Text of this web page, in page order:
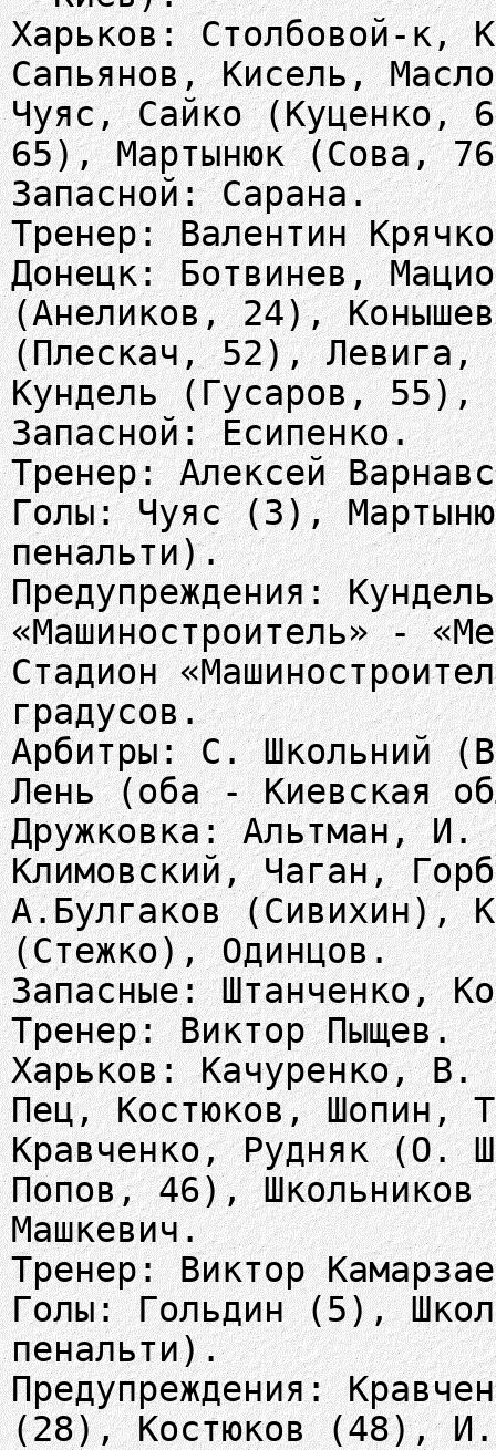
Харьков: Столбовой-к,
Сапьянов, Кисель,
Чуяс, Сайко (Куценко,
65), Мартынюк (Сова,
Запасной: Сарана.
Тренер: Валентин
Донецк: Ботвинев,
(Анеликов, 24),
(Плескач, 52), Левига,
Кундель (Гусаров,
Запасной: Есипенко.
Тренер: Алексей
Голы: Чуяс (3),
пенальти).
Предупреждения:
«Машиностроитель» -
Стадион
градусов.
Арбитры: С. Школьний
Лень (оба - Киевская
Дружковка: Альтман, И.
Климовский, Чаган,
А.Булгаков (Сивихин),
(Стежко), Одинцов.
Запасные: Штанченко,
Тренер: Виктор Пыщев.
Харьков: Качуренко,
Пец, Костюков, Шопин,
Кравченко, Рудняк (О.
Попов, 46),
Машкевич.
Тренер: Виктор
Голы: Гольдин (5),
пенальти).
Предупреждения:
(28), Костюков (48),